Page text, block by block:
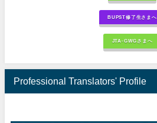
BUPST修了生さまへ
JTA-GWGさまへ
Professional Translators' Profile